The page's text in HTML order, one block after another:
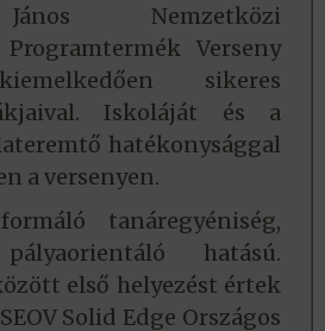
Nemzetközi
Verseny
sikeres
Iskoláját és a
hatékonysággal
a versenyen.
tanáregyéniség,
hatású.
első helyezést értek
Solid Edge Országos